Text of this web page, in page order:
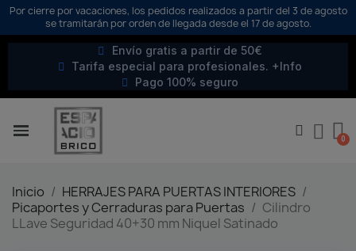
Por cierre por vacaciones, los pedidos realizados a partir del 3 de agosto
se tramitarán por orden de llegada desde el 17 de agosto.
Envío gratis a partir de 50€
Tarifa especial para profesionales. +Info
Pago 100% seguro
Inicio
HERRAJES PARA PUERTAS INTERIORES
Picaportes y Cerraduras para Puertas
Cilindro
LLave Seguridad 40+30 mm Niquel Satinado